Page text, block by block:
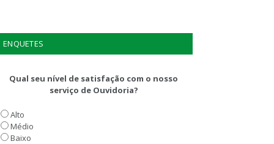
ENQUETES
Qual seu nível de satisfação com o nosso
serviço de Ouvidoria?
Alto
Médio
Baixo